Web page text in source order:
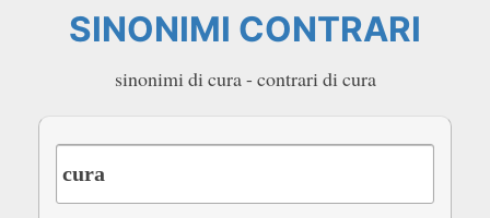
SINONIMI CONTRARI
sinonimi di cura - contrari di cura